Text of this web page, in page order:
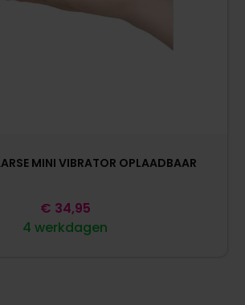
MINI VIBRATOR OPLAADBAAR
4 werkdagen
€ 34,95